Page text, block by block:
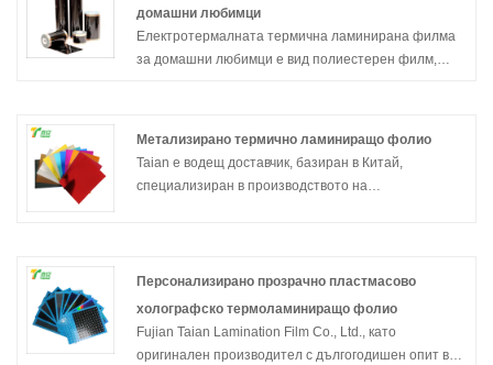
домашни любимци
Електротермалната термична ламинирана филма
за домашни любимци е вид полиестерен филм,
топлина и отопление.
Метализирано термично ламиниращо фолио
Taian е водещ доставчик, базиран в Китай,
специализиран в производството на
покритие с термично ламиниране, предлагайки
подобрена визуална привлекателност и защитни
характеристики за различни приложения.
Персонализирано прозрачно пластмасово
холографско термоламиниращо фолио
Fujian Taian Lamination Film Co., Ltd., като
оригинален производител с дългогодишен опит в